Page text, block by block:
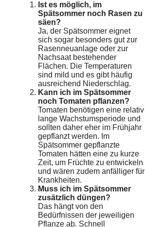
Ist es möglich, im
Spätsommer noch Rasen zu
säen?
Ja, der Spätsommer eignet
sich sogar besonders gut zur
Rasenneuanlage oder zur
Nachsaat bestehender
Flächen. Die Temperaturen
sind mild und es gibt häufig
ausreichend Niederschlag.
Kann ich im Spätsommer
noch Tomaten pflanzen?
Tomaten benötigen eine relativ
lange Wachstumsperiode und
sollten daher eher im Frühjahr
gepflanzt werden. Im
Spätsommer gepflanzte
Tomaten hätten eine zu kurze
Zeit, um Früchte zu entwickeln
und wären zudem anfälliger für
Krankheiten.
Muss ich im Spätsommer
zusätzlich düngen?
Das hängt von den
Bedürfnissen der jeweiligen
Pflanze ab. Schnell